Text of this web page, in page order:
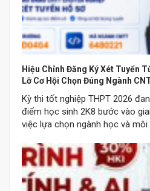
Hiệu Chỉnh Đăng Ký Xét Tuyển
Lỡ Cơ Hội Chọn Đúng Ngành
Kỳ thi tốt nghiệp THPT 2026
điểm học sinh 2K8 bước vào
việc lựa chọn ngành học và
có thời gian để hiệu chỉnh